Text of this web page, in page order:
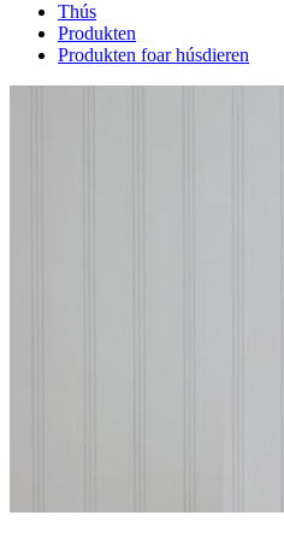
Thús
Produkten
Produkten foar húsdieren